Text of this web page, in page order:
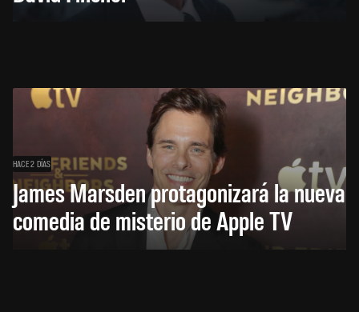
HACE 2 DÍAS
James Marsden protagonizará la nueva
comedia de misterio de Apple TV